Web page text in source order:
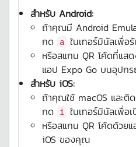
สำหรับ Android:
ถ้าคุณมี Android
กด
a
ในเทอร์มินัลเพื่อ
หรือสแกน QR โค้ดที่แส
แอป Expo Go บนอุป
สำหรับ iOS:
ถ้าคุณใช้ macOS และ
กด
i
ในเทอร์มินัลเพื่อ
หรือสแกน QR โค้ดด้ว
iOS ของคุณ